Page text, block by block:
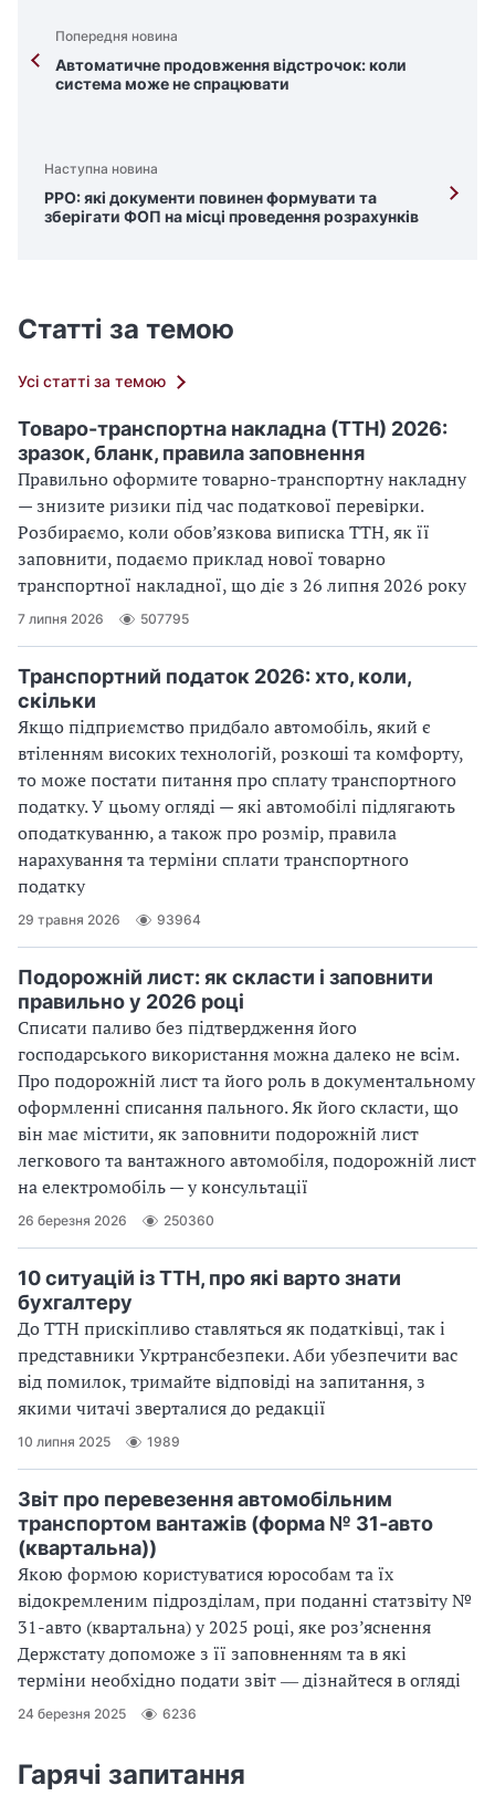
Попередня новина
Автоматичне продовження відстрочок: коли
система може не спрацювати
Наступна новина
РРО: які документи повинен формувати та
зберігати ФОП на місці проведення розрахунків
Статті за темою
Усі статті за темою
Товаро-транспортна накладна (ТТН) 2026:
зразок, бланк, правила заповнення
Правильно оформите товарно-транспортну накладну
— знизите ризики під час податкової перевірки.
Розбираємо, коли обов’язкова виписка ТТН, як її
заповнити, подаємо приклад нової товарно
транспортної накладної, що діє з 26 липня 2026 року
7 липня 2026 507795
Транспортний податок 2026: хто, коли,
скільки
Якщо підприємство придбало автомобіль, який є
втіленням високих технологій, розкоші та комфорту,
то може постати питання про сплату транспортного
податку. У цьому огляді — які автомобілі підлягають
оподаткуванню, а також про розмір, правила
нарахування та терміни сплати транспортного
податку
29 травня 2026 93964
Подорожній лист: як скласти і заповнити
правильно у 2026 році
Списати паливо без підтвердження його
господарського використання можна далеко не всім.
Про подорожній лист та його роль в документальному
оформленні списання пального. Як його скласти, що
він має містити, як заповнити подорожній лист
легкового та вантажного автомобіля, подорожній лист
на електромобіль — у консультації
26 березня 2026 250360
10 ситуацій із ТТН, про які варто знати
бухгалтеру
До ТТН прискіпливо ставляться як податківці, так і
представники Укртрансбезпеки. Аби убезпечити вас
від помилок, тримайте відповіді на запитання, з
якими читачі зверталися до редакції
10 липня 2025 1989
Звіт про перевезення автомобільним
транспортом вантажів (форма № 31-авто
(квартальна))
Якою формою користуватися юрособам та їх
відокремленим підрозділам, при поданні статзвіту №
31-авто (квартальна) у 2025 році, яке роз’яснення
Держстату допоможе з її заповненням та в які
терміни необхідно подати звіт ― дізнайтеся в огляді
24 березня 2025 6236
Гарячі запитання